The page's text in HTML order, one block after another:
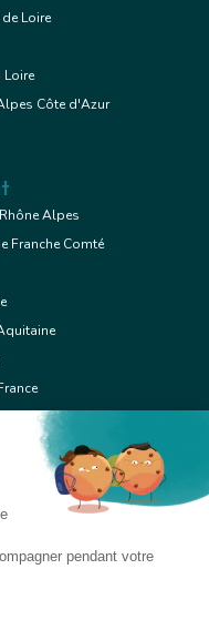
Loire
Loire
Côte d'Azur
Alpes
Franche Comté
Loire
Côte d'Azur